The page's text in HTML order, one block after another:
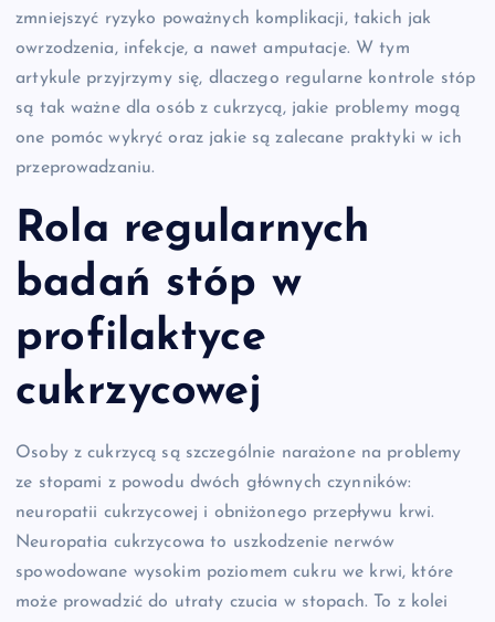
zmniejszyć ryzyko poważnych komplikacji, takich jak
owrzodzenia, infekcje, a nawet amputacje. W tym
artykule przyjrzymy się, dlaczego regularne kontrole stóp
są tak ważne dla osób z cukrzycą, jakie problemy mogą
one pomóc wykryć oraz jakie są zalecane praktyki w ich
przeprowadzaniu.
Rola regularnych
badań stóp w
profilaktyce
cukrzycowej
Osoby z cukrzycą są szczególnie narażone na problemy
ze stopami z powodu dwóch głównych czynników:
neuropatii cukrzycowej i obniżonego przepływu krwi.
Neuropatia cukrzycowa to uszkodzenie nerwów
spowodowane wysokim poziomem cukru we krwi, które
może prowadzić do utraty czucia w stopach. To z kolei